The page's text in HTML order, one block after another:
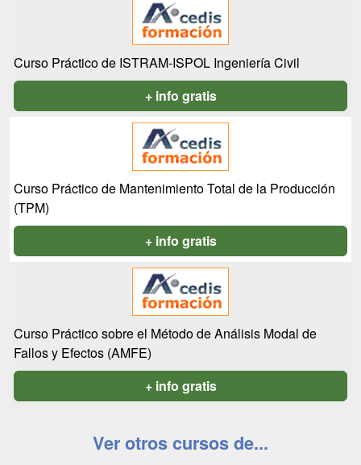
Curso Práctico de ISTRAM-ISPOL Ingeniería Civil
+ info gratis
Curso Práctico de Mantenimiento Total de la Producción
(TPM)
+ info gratis
Curso Práctico sobre el Método de Análisis Modal de
Fallos y Efectos (AMFE)
+ info gratis
Ver otros cursos de...